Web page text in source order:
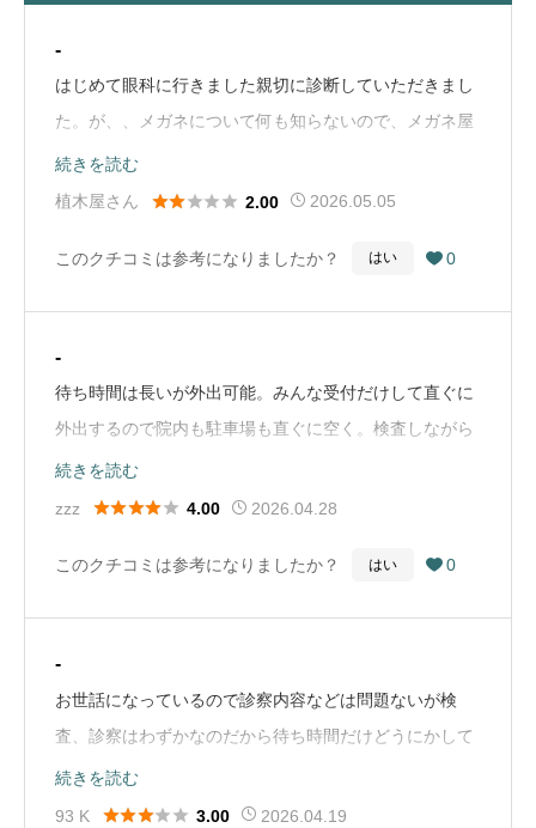
-
はじめて眼科に行きました親切に診断していただきまし
た。が、、メガネについて何も知らないので、メガネ屋
さんで作ろうと思いますって言ったら、そうですか。っ
て言われて終わりました。メガネ屋さんに行ったらデー
れて。診断書？？？ってなりました。マジか。眼科不親
悪いんですかね〜（Google Mapから引用）
続きを読む
植木屋さん
 2.00 2026.05.05
このクチコミは参考になりましたか？ はい  0
-
待ち時間は長いが外出可能。みんな受付だけして直ぐに
外出するので院内も駐車場も直ぐに空く。検査しながら
丁寧に問診してくれて必要な検査を追加してくれた。ス
タッフが全員親切なので安心して通える。マイナンバー
と、クレジット対応してほしいので⭐︎4（Google Mapか
続きを読む
zzz
 4.00 2026.04.28
このクチコミは参考になりましたか？ はい  0
-
お世話になっているので診察内容などは問題ないが検
査、診察はわずかなのだから待ち時間だけどうにかして
ほしい。予約はやってないとは言っても患者様詰め込み
すぎ！！9時前に来てパーキングに停められず１０時に
続きを読む
93 K
 3.00 2026.04.19